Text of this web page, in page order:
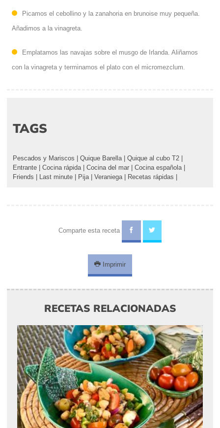
Picamos el cebollino y la zanahoria en brunoise muy pequeña.
Añadimos a la vinagreta.
Emplatamos las navajas sobre el musgo de Irlanda. Aliñamos
con la vinagreta y terminamos el plato con el micromezclum.
TAGS
Pescados y Mariscos | Quique Barella | Quique al cubo T2 |
Entrante | Cocina rápida | Cocina del mar | Cocina española |
Friends | Last minute | Pija | Veraniega | Recetas rápidas |
Comparte esta receta
Imprimir
RECETAS RELACIONADAS